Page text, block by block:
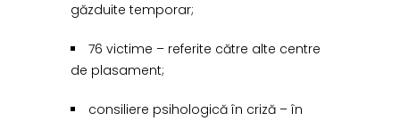
găzduite temporar;
76 victime – referite către alte centre
de plasament;
consiliere psihologică în criză – în